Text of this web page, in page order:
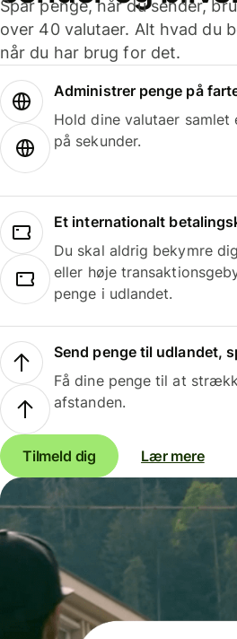
Spar penge, når du sender,
over 40 valutaer. Alt hvad du
når du har brug for det.
Administrer penge på
Hold dine valutaer
på sekunder.
Et internationalt
Du skal aldrig bekymre
eller høje
penge i udlandet.
Send penge til udlandet,
Få dine penge til at
afstanden.
Tilmeld dig Lær mere